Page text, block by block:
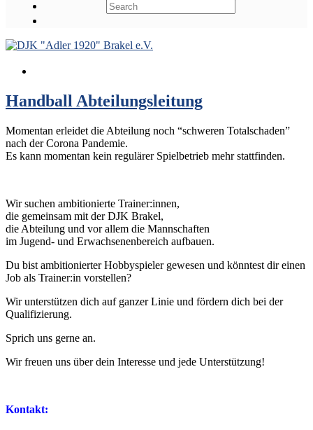
Handball Abteilungsleitung
Momentan erleidet die Abteilung noch “schweren Totalschaden”
nach der Corona Pandemie.
Es kann momentan kein regulärer Spielbetrieb mehr stattfinden.
Wir suchen ambitionierte Trainer:innen,
die gemeinsam mit der DJK Brakel,
die Abteilung und vor allem die Mannschaften
im Jugend- und Erwachsenenbereich aufbauen.
Du bist ambitionierter Hobbyspieler gewesen und könntest dir einen
Job als Trainer:in vorstellen?
Wir unterstützen dich auf ganzer Linie und fördern dich bei der
Qualifizierung.
Sprich uns gerne an.
Wir freuen uns über dein Interesse und jede Unterstützung!
Kontakt: